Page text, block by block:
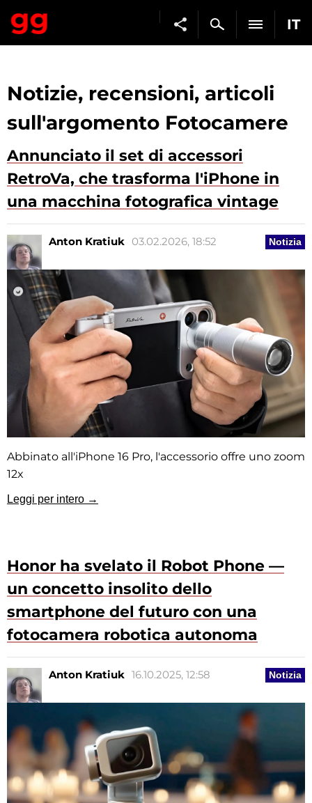
IT
Notizie, recensioni, articoli
sull'argomento Fotocamere
Annunciato il set di accessori
RetroVa, che trasforma l'iPhone in
una macchina fotografica vintage
Notizia
Anton Kratiuk 03.02.2026, 18:52
Abbinato all'iPhone 16 Pro, l'accessorio offre uno zoom
12x
Leggi per intero →
Honor ha svelato il Robot Phone —
un concetto insolito dello
smartphone del futuro con una
fotocamera robotica autonoma
Notizia
Anton Kratiuk 16.10.2025, 12:58